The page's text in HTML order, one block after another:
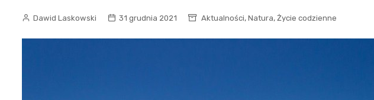
Dawid Laskowski 31 grudnia 2021 Aktualności, Natura, Życie codzienne